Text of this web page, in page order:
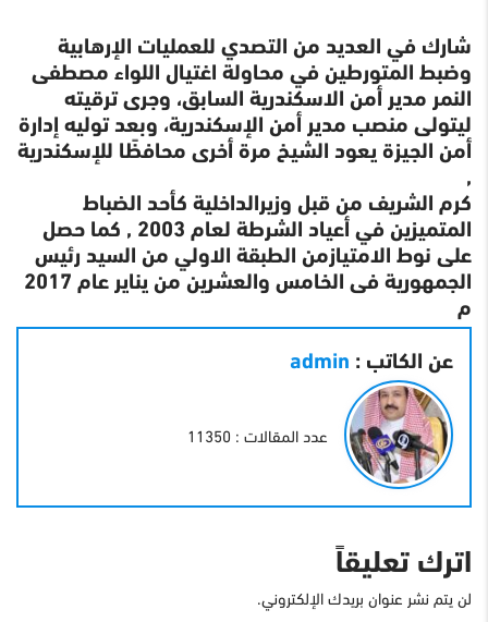
شارك في العديد من التصدي للعمليات الإرهابية
وضبط المتورطين في محاولة اغتيال اللواء مصطفى
النمر مدير أمن الاسكندرية السابق، وجرى ترقيته
ليتولى منصب مدير أمن الإسكندرية، وبعد توليه إدارة
أمن الجيزة يعود الشيخ مرة أخرى محافظًا للإسكندرية
,
كرم الشريف من قبل وزيرالداخلية كأحد الضباط
المتميزين في أعياد الشرطة لعام 2003 , كما حصل
على نوط الامتيازمن الطبقة الاولي من السيد رئيس
الجمهورية فى الخامس والعشرين من يناير عام 2017
م
عن الكاتب : admin
عدد المقالات : 11350
اترك تعليقاً
لن يتم نشر عنوان بريدك الإلكتروني.